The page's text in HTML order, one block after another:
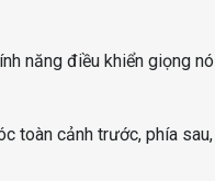
năng điều khiển giọng
toàn cảnh trước, phía